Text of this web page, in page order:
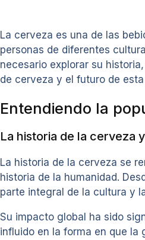
La cerveza es una de las
personas de diferentes
necesario explorar su
de cerveza y el futuro de
Entendiendo la
La historia de la cerveza
La historia de la cerveza se
historia de la humanidad.
parte integral de la cultura y
Su impacto global ha sido
influido en la forma en que la